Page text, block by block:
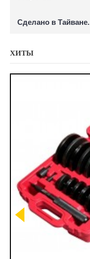
Сделано в Тайване.
ХИТЫ